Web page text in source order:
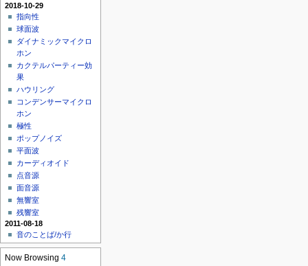
2018-10-29
指向性
球面波
ダイナミックマイクロ
ホン
カクテルパーティー効
果
ハウリング
コンデンサーマイクロ
ホン
極性
ポップノイズ
平面波
カーディオイド
点音源
面音源
無響室
残響室
2011-08-18
音のことば/か行
Now Browsing4